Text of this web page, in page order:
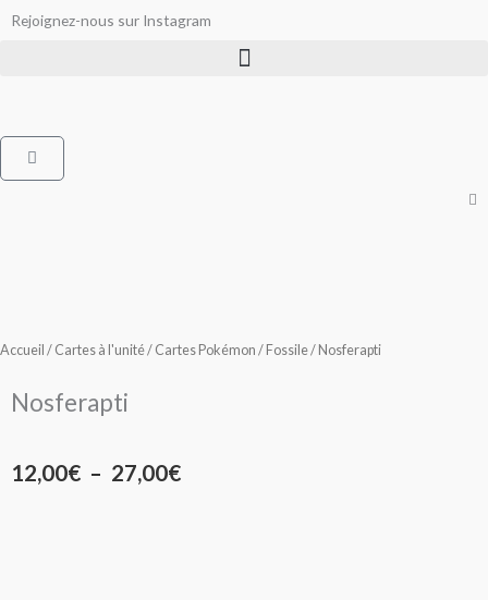
AllerRejoignez-nous sur Instagram
Panier
Accueil / Cartes à l'unité/ Cartes Pokémon / Fossile/ Nosferapti
Nosferapti
12,00€ – 27,00€Plage